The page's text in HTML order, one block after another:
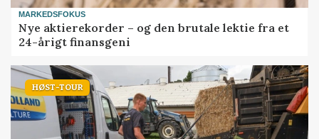
MARKEDSFOKUS
Nye aktierekorder – og den brutale lektie fra et
24-årigt finansgeni
HØST-TOUR